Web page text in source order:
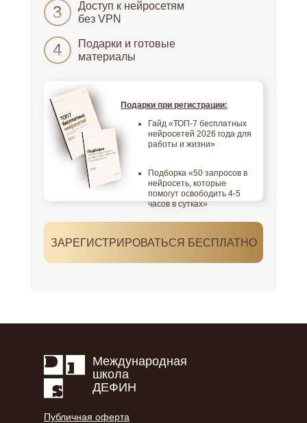
3
Доступ к нейросетям
без VPN
4
Подарки и готовые
материалы
Подарки при регистрации:
Гайд «ТОП-7 бесплатных
нейросетей 2026 года для
работы и жизни»
Подборка «50 запросов в
нейросеть, которые
помогут освободить 4-5
часов в сутках»
ЗАРЕГИСТРИРОВАТЬСЯ БЕСПЛАТНО
Публичная оферта
Международная
школа
ДЕФИН